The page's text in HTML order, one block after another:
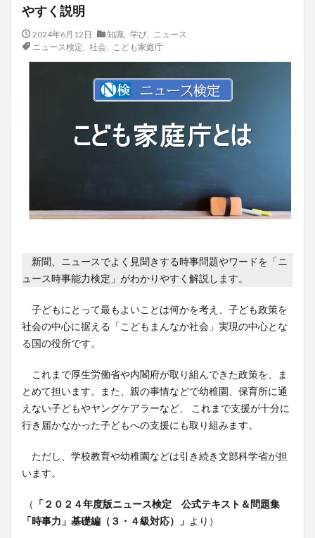
やすく説明
2024年6月12日 知識 学び
ニュース
ニュース検定
社会, こども家庭庁
新聞、ニュースでよく見聞きする時事問題やワードを「ニ
ュース時事能力検定」がわかりやすく解説します。
子どもにとって最もよいことは何かを考え、子ども政策を
社会の中心に据える「こどもまんなか社会」実現の中心とな
る国の役所です。
これまで厚生労働省や内閣府が取り組んできた政策を、ま
とめて担います。また、親の事情などで幼稚園、保育所に通
えない子どもやヤングケアラーなど、 これまで支援が十分に
行き届かなかった子どもへの支援にも取り組みます。
ただし、学校教育や幼稚園などは引き続き文部科学省が担
います。
（ 「２０２４年度版ニュース検定 公式テキスト＆問題集
「時事力」基礎編（３・４級対応）」 より）